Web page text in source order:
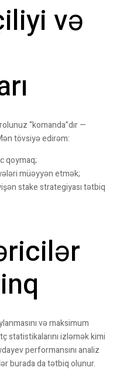
və
“komanda”dır —
tövsiyə edirəm:
qoymaq;
müəyyən etmək;
stake strategiyası tətbiq
və maksimum
statistikalarını izləmək kimi
performansını analiz
burada da tətbiq olunur.